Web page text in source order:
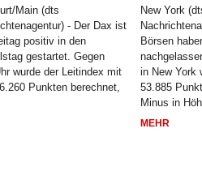
Main (dts
- Der Dax ist
positiv in den
gestartet. Gegen
wurde der Leitindex mit
Punkten berechnet,
New York
Börsen
in New York
53.885
Minus in
MEHR